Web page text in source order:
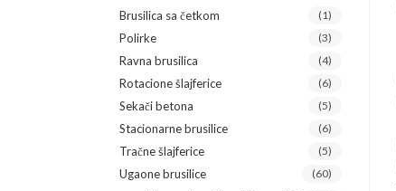
Brusilica sa četkom (1)
Polirke (3)
Ravna brusilica (4)
Rotacione šlajferice (6)
Sekači betona (5)
Stacionarne brusilice (6)
Tračne šlajferice (5)
Ugaone brusilice (60)